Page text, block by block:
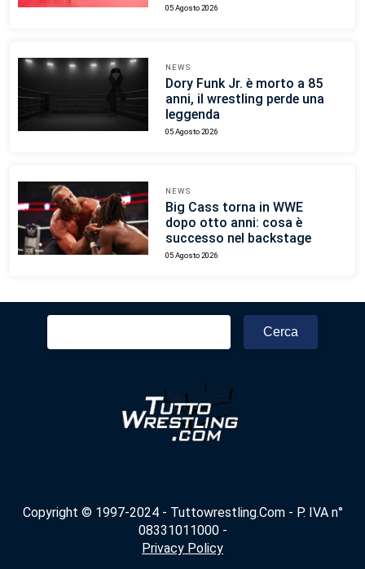
05 Agosto 2026
NEWS
Dory Funk Jr. è morto a 85
anni, il wrestling perde una
leggenda
05 Agosto 2026
NEWS
Big Cass torna in WWE
dopo otto anni: cosa è
successo nel backstage
05 Agosto 2026
Ricerca
Copyright © 1997-2024 - Tuttowrestling.Com - P. IVA n°
08331011000 -
Privacy Policy